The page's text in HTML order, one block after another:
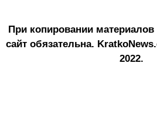
При копировании
сайт обязательна.
2022.